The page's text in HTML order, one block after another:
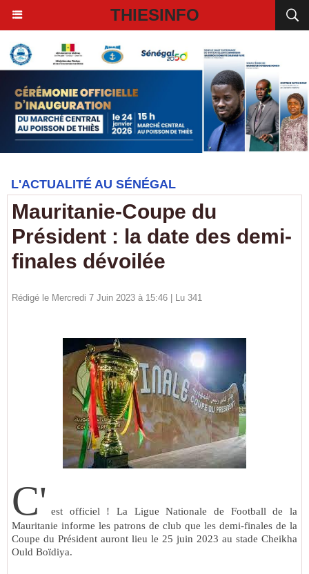
THIESINFO
L'ACTUALITÉ AU SÉNÉGAL
Mauritanie-Coupe du
Président : la date des demi-
finales dévoilée
Rédigé le Mercredi 7 Juin 2023 à 15:46 | Lu 341
C' est officiel ! La Ligue Nationale de Football de la
Mauritanie informe les patrons de club que les demi-finales de la
Coupe du Président auront lieu le 25 juin 2023 au stade Cheikha
Ould Boïdiya.